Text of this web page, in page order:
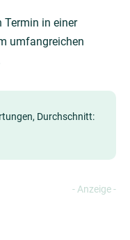
Termin in einer
umfangreichen
Durchschnitt: